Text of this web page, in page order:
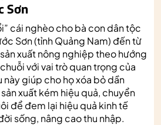
Sơn
cái nghèo cho bà con dân tộc
Sơn (tỉnh Quảng Nam) đến từ
xuất nông nghiệp theo hướng
với vai trò quan trọng của
giúp cho họ xóa bỏ dần
xuất kém hiệu quả, chuyển
để đem lại hiệu quả kinh tế
sống, nâng cao thu nhập.